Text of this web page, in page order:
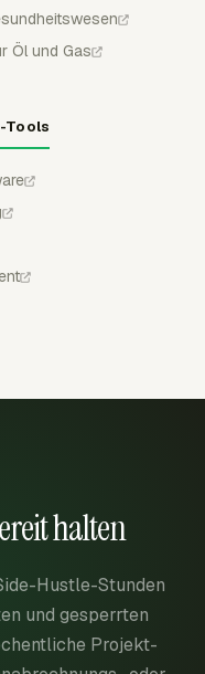
Öl und Gas
Tools
halten
Hustle-Stunden
und gesperrten
Projekt-